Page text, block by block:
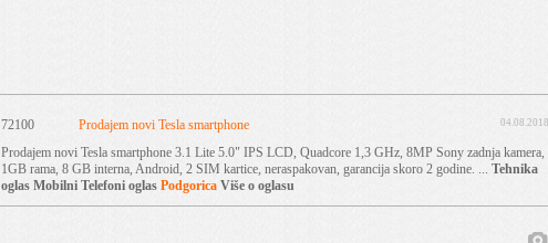
72100 Prodajem novi Tesla smartphone 04.08.2018
Prodajem novi Tesla smartphone 3.1 Lite 5.0" IPS LCD, Quadcore 1,3 GHz, 8MP Sony zadnja kamera,
1GB rama, 8 GB interna, Android, 2 SIM kartice, neraspakovan, garancija skoro 2 godine. ... Tehnika
oglas Mobilni Telefoni oglas Podgorica Više o oglasu